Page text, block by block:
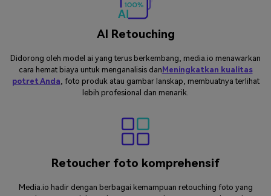
AI Retouching
Didorong oleh model ai yang terus berkembang, media.io menawarkan
cara hemat biaya untuk menganalisis danMeningkatkan kualitas
potret Anda , foto produk atau gambar lanskap, membuatnya terlihat
lebih profesional dan menarik.
Retoucher foto komprehensif
Media.io hadir dengan berbagai kemampuan retouching foto yang